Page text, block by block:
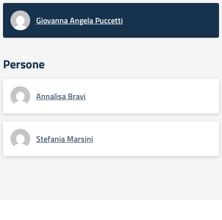
Giovanna Angela Puccetti
Persone
Annalisa Bravi
Stefania Marsini